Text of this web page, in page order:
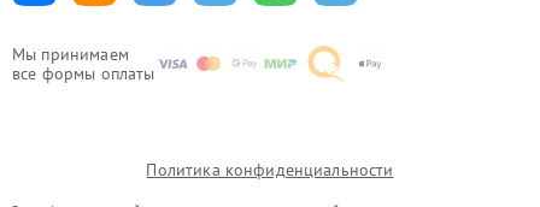
Мы принимаем
все формы оплаты
Политика конфиденциальности